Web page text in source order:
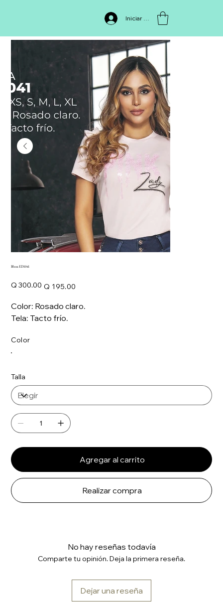
Iniciar sesión
Blusa ED1041
Precio
original
Q 300.00 de
Q 195.00
Color: Rosado claro.
Tela: Tacto frío.
Color
Talla
Agregar al carrito
Realizar compra
No hay reseñas todavía
Comparte tu opinión. Deja la primera reseña.
Dejar una reseña